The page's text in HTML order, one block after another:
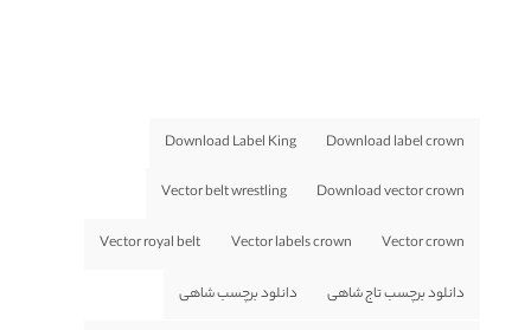
Download label crown
Download Label King
Download vector crown
Vector belt wrestling
Vector crown
Vector labels crown
Vector royal belt
دانلود برچسب تاج شاهی دانلود برچسب شاهی